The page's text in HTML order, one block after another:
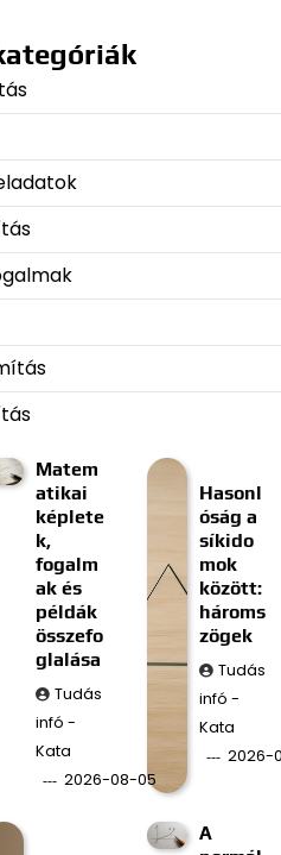
Matem
atikai
képlete
k,
fogalm
ak és
példák
összefo
glalása
Tudás
infó -
Kata
2026-08-05
Hasonl
óság a
síkido
mok
között:
hároms
zögek
Tudás
infó -
Kata
2026-
A